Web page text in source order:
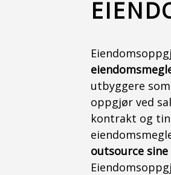
utbyggere
oppgjør ved
kontrakt og
outsource